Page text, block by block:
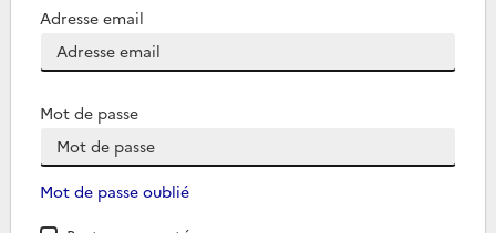
Adresse email
Mot de passe
Mot de passe oublié